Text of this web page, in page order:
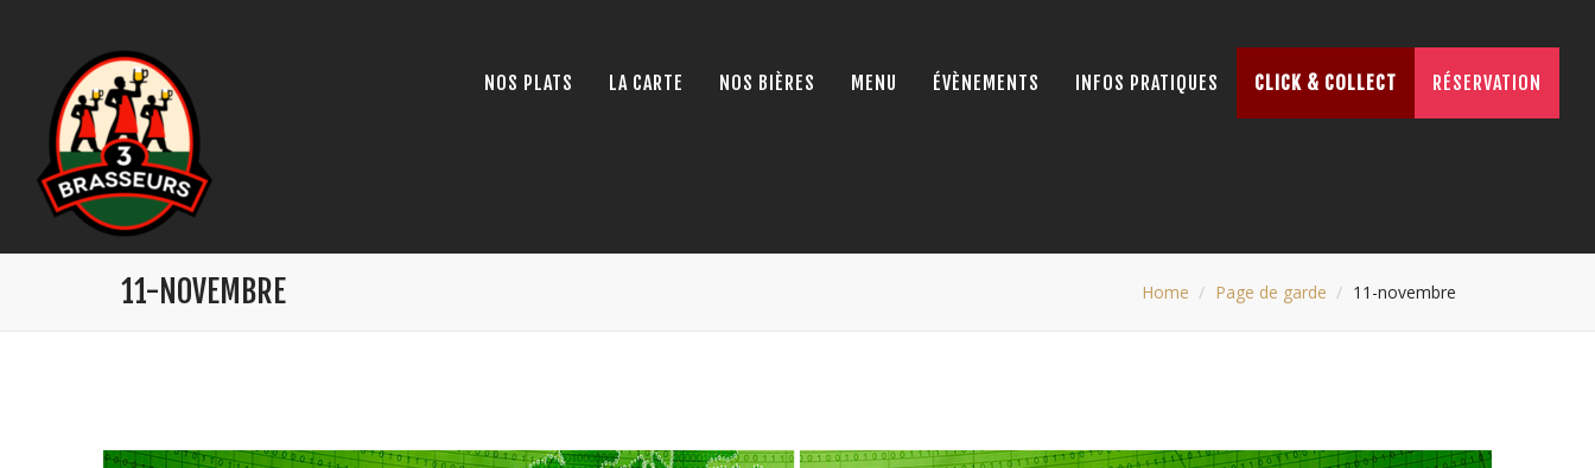
NOS PLATS LA CARTE NOS BIÈRES MENU ÉVÈNEMENTS INFOS PRATIQUES CLICK & COLLECT RÉSERVATION
11-NOVEMBRE Home Page de garde 11-novembre